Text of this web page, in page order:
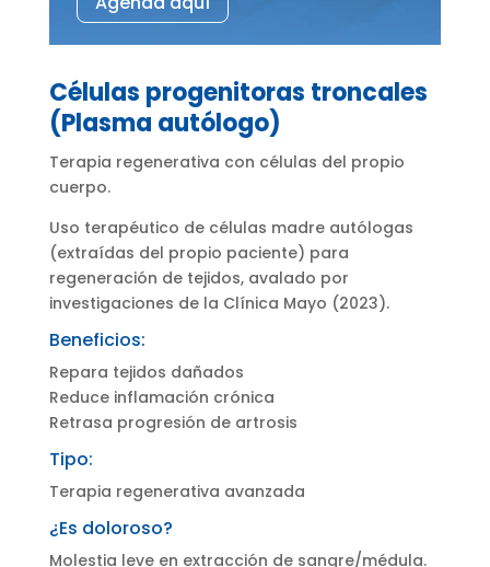
Células progenitoras troncales
(Plasma autólogo)
Terapia regenerativa con células del propio
cuerpo.
Uso terapéutico de células madre autólogas
(extraídas del propio paciente) para
regeneración de tejidos, avalado por
investigaciones de la Clínica Mayo (2023).
Beneficios:
Repara tejidos dañados
Reduce inflamación crónica
Retrasa progresión de artrosis
Tipo:
Terapia regenerativa avanzada
¿Es doloroso?
Molestia leve en extracción de sangre/médula.